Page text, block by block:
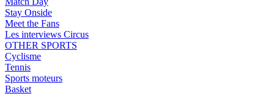
Stay Onside
Meet the Fans
Les interviews Circus
OTHER SPORTS
Cyclisme
Tennis
Sports moteurs
Basket